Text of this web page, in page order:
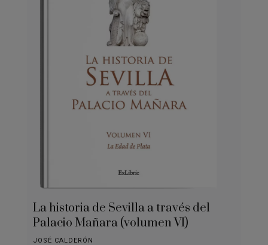
La historia de Sevilla a través del
Palacio Mañara (volumen VI)
JOSÉ CALDERÓN